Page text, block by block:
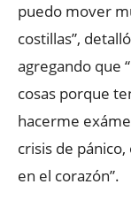
puedo mover
costillas”,
agregando que
cosas porque
hacerme
crisis de
en el corazón”.